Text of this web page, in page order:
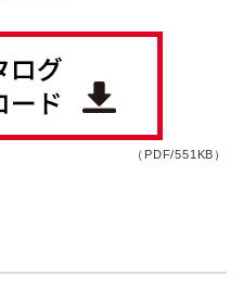
（PDF/551KB）